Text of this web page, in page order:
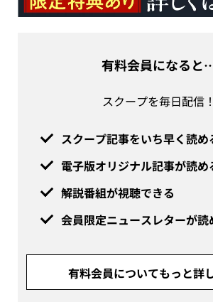
有料会員になると
スクープを毎日配信！
スクープ記事をいち早く読め
電子版オリジナル記事が読め
解説番組が視聴できる
会員限定ニュースレターが読
有料会員についてもっと詳